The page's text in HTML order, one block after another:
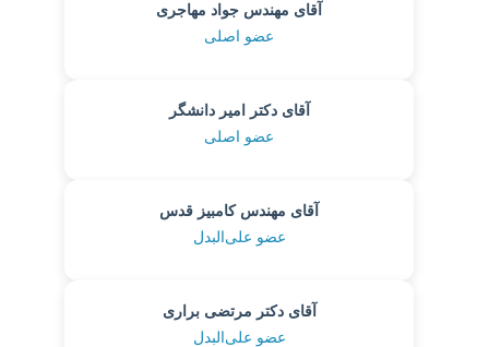
آقای مهندس جواد مهاجری
عضو اصلی
آقای دکتر امیر دانشگر
عضو اصلی
آقای مهندس کامبیز قدس
عضو علی‌البدل
آقای دکتر مرتضی براری
عضو علی‌البدل